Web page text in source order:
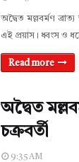
অদ্বৈত মল্লবর্মণ
এই প্রয়াস। ধ্বংস ও
Read more
অদ্বৈত
চক্রবর্তী
9:35 AM